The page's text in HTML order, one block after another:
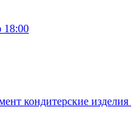
18:00
кондитерские изделия